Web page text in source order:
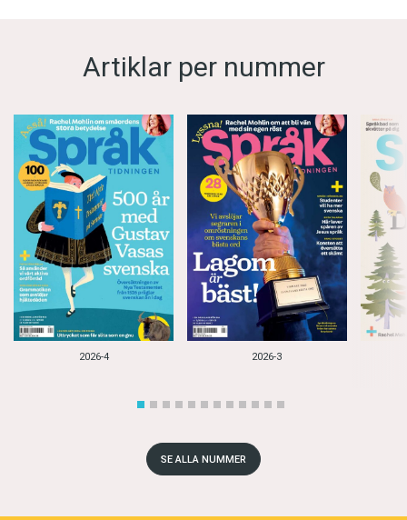
Artiklar per nummer
2026-4 2026-3
SE ALLA NUMMER